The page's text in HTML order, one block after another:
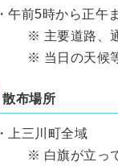
・午前5時から正午
※ 主要道路、
※ 当日の天候
散布場所
・上三川町全域
※ 白旗が立っ